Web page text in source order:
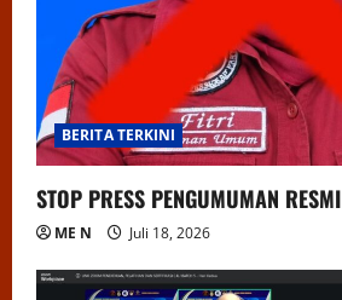
BERITA TERKINI
STOP PRESS PENGUMUMAN RESMI
ME N Juli 18, 2026